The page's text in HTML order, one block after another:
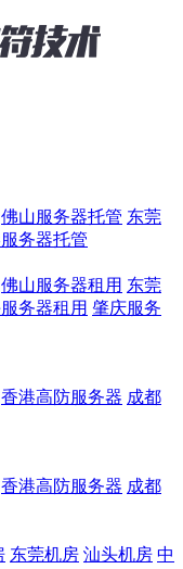
佛山服务器托管 东莞
务器托管
佛山服务器租用 东莞
务器租用 肇庆服务
香港高防服务器 成都
香港高防服务器 成都
东莞机房 汕头机房 中